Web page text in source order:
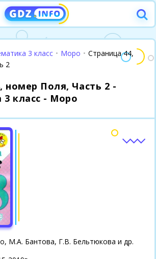
3 класс • Моро • Страница 44,
2
номер Поля, Часть 2 -
класс - Моро
М.А. Бантова, Г.В. Бельтюкова и др.